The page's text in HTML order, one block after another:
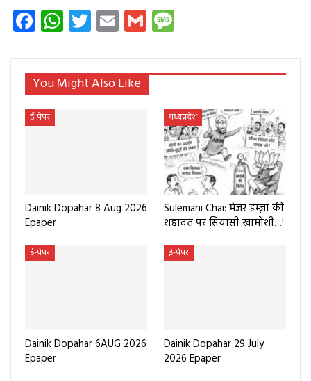
Facebook
WhatsApp
Twitter
EmailGmail
You Might Also Like
ई-पेपर
Dainik Dopahar 8 Aug 2026
Epaper
मध्यप्रदेश
Sulemani Chai: मेजर हम्ज़ा की
शहादत पर सियासी खामोशी…!
ई-पेपर
Dainik Dopahar 6AUG 2026
Epaper
ई-पेपर
Dainik Dopahar 29 July
2026 Epaper